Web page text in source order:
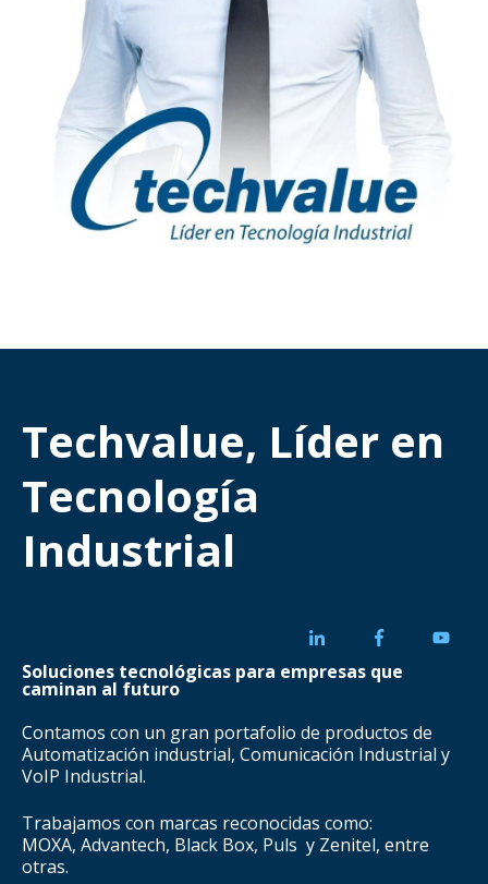
Techvalue, Líder en
Tecnología
Industrial
Soluciones tecnológicas para empresas que
caminan al futuro
Contamos con un gran portafolio de productos de
Automatización industrial, Comunicación Industrial y
VoIP Industrial.
Trabajamos con marcas reconocidas como:
MOXA, Advantech, Black Box, Puls y Zenitel, entre
otras.